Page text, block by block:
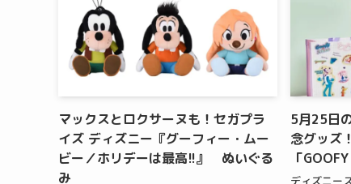
マックスとロクサーヌも！セガプラ
イズ ディズニー『グーフィー・ムー
ビー／ホリデーは最高!!』 ぬいぐる
み
5月25日
念グッズ
「
ディズニー